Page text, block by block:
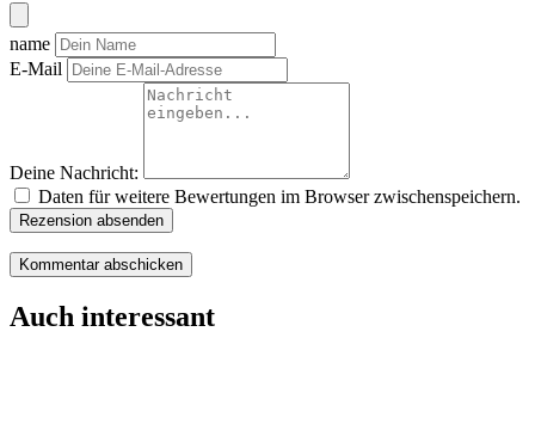
name
E-Mail
Deine Nachricht:
Daten für weitere Bewertungen im Browser zwischenspeichern.
Rezension absenden
Auch interessant